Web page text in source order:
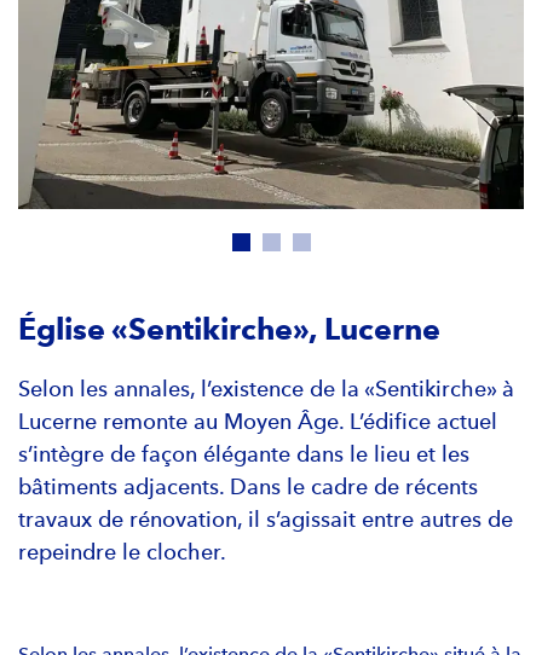
Église «Sentikirche», Lucerne
Selon les annales, l’existence de la «Sentikirche» à
Lucerne remonte au Moyen Âge. L’édifice actuel
s’intègre de façon élégante dans le lieu et les
bâtiments adjacents. Dans le cadre de récents
travaux de rénovation, il s’agissait entre autres de
repeindre le clocher.